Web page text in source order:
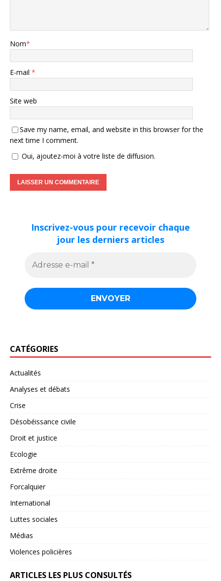
Nom*
E-mail *
Site web
Save my name, email, and website in this browser for the
next time I comment.
Oui, ajoutez-moi à votre liste de diffusion.
Inscrivez-vous pour recevoir chaque
jour les derniers articles
CATÉGORIES
Actualités
Analyses et débats
Crise
Désobéissance civile
Droit et justice
Ecologie
Extrême droite
Forcalquier
International
Luttes sociales
Médias
Violences policières
ARTICLES LES PLUS CONSULTÉS